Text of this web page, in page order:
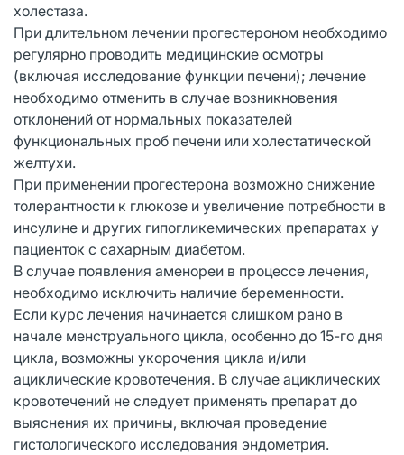
холестаза.
При длительном лечении прогестероном необходимо
регулярно проводить медицинские осмотры
(включая исследование функции печени); лечение
необходимо отменить в случае возникновения
отклонений от нормальных показателей
функциональных проб печени или холестатической
желтухи.
При применении прогестерона возможно снижение
толерантности к глюкозе и увеличение потребности в
инсулине и других гипогликемических препаратах у
пациенток с сахарным диабетом.
В случае появления аменореи в процессе лечения,
необходимо исключить наличие беременности.
Если курс лечения начинается слишком рано в
начале менструального цикла, особенно до 15-го дня
цикла, возможны укорочения цикла и/или
ациклические кровотечения. В случае ациклических
кровотечений не следует применять препарат до
выяснения их причины, включая проведение
гистологического исследования эндометрия.